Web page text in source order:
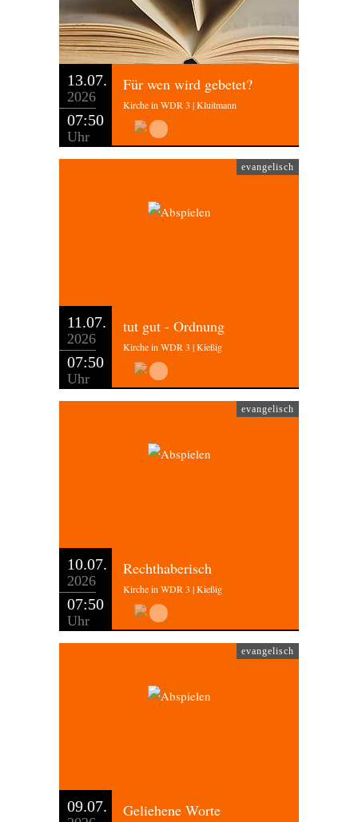
13.07.
2026
07:50
Uhr
Für wen wird gebetet?
Kirche in WDR 3 | Kluitmann
evangelisch
11.07.
2026
07:50
Uhr
tut gut - Ordnung
Kirche in WDR 3 | Kießig
evangelisch
10.07.
2026
07:50
Uhr
Rechthaberisch
Kirche in WDR 3 | Kießig
evangelisch
09.07. Geliehene Worte